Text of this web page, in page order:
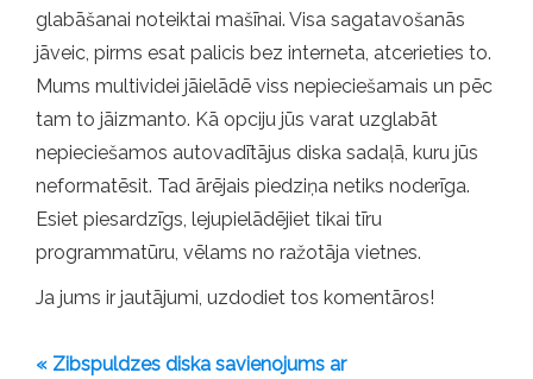
glabāšanai noteiktai mašīnai. Visa sagatavošanās
jāveic, pirms esat palicis bez interneta, atcerieties to.
Mums multividei jāielādē viss nepieciešamais un pēc
tam to jāizmanto. Kā opciju jūs varat uzglabāt
nepieciešamos autovadītājus diska sadaļā, kuru jūs
neformatēsit. Tad ārējais piedziņa netiks noderīga.
Esiet piesardzīgs, lejupielādējiet tikai tīru
programmatūru, vēlams no ražotāja vietnes.
Ja jums ir jautājumi, uzdodiet tos komentāros!
« Zibspuldzes diska savienojums ar